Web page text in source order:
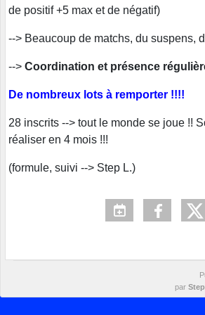
de positif +5 max et de négatif)
--> Beaucoup de matchs, du suspens,
--> Coordination et présence
De nombreux lots à remporter !!!!
28 inscrits --> tout le monde se joue !!
réaliser en 4 mois !!!
(formule, suivi --> Step L.)
par